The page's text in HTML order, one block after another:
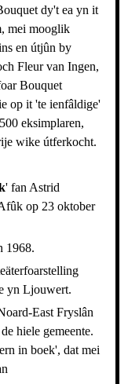
dy't ea yn it
mei mooglik
en útjûn by
Fleur van Ingen,
Bouquet
op it 'te ienfâldige'
eksimplaren,
wike útferkocht.
' fan Astrid
op 23 oktober
1968.
yn Ljouwert.
East Fryslân
hiele gemeente.
in boek', dat mei